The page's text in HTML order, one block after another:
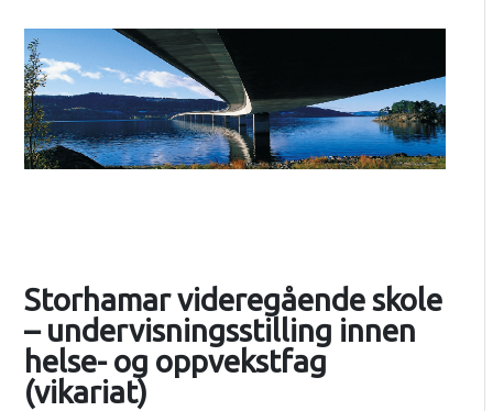
Storhamar videregående skole
– undervisningsstilling innen
helse- og oppvekstfag
(vikariat)